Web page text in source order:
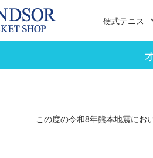
硬式テニス
この度の令和8年熊本地震にお